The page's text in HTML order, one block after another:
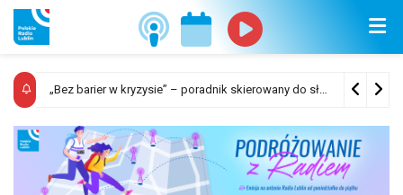
Sposób ogłaszania i odwoływania alarmów oraz komunikatów ostrzegawczych